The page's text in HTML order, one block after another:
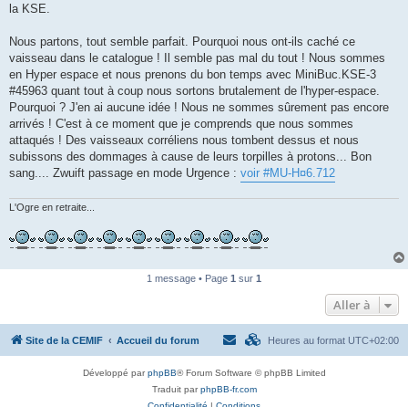
la KSE.
Nous partons, tout semble parfait. Pourquoi nous ont-ils caché ce
vaisseau dans le catalogue ! Il semble pas mal du tout ! Nous sommes
en Hyper espace et nous prenons du bon temps avec MiniBuc.KSE-3
#45963 quant tout à coup nous sortons brutalement de l'hyper-espace.
Pourquoi ? J'en ai aucune idée ! Nous ne sommes sûrement pas encore
arrivés ! C'est à ce moment que je comprends que nous sommes
attaqués ! Des vaisseaux corréliens nous tombent dessus et nous
subissons des dommages à cause de leurs torpilles à protons... Bon
sang.... Zwuift passage en mode Urgence : voir #MU-H¤6.712
L'Ogre en retraite...
1 message • Page 1 sur 1
Aller à
Site de la CEMIF Accueil du forum Heures au format UTC+02:00
Développé parphpBB® Forum Software © phpBB Limited
Traduit parphpBB-fr.com